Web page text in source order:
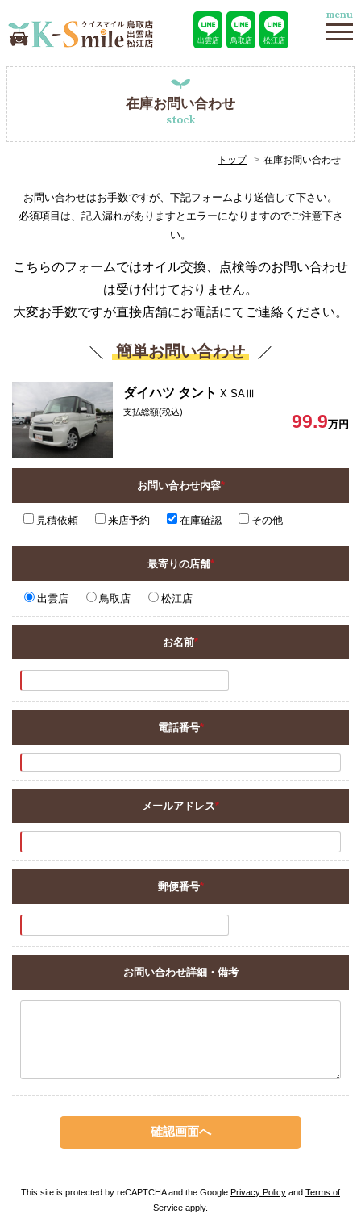
出雲店 鳥取店 松江店
menu
在庫お問い合わせ
stock
トップ 在庫お問い合わせ
お問い合わせはお手数ですが、下記フォームより送信して下さい。
必須項目は、記入漏れがありますとエラーになりますのでご注意下さ
い。
こちらのフォームではオイル交換、点検等のお問い合わせ
は受け付けておりません。
大変お手数ですが直接店舗にお電話にてご連絡ください。
簡単お問い合わせ
ダイハツ タント X SAⅢ
支払総額(税込) 99.9万円
お問い合わせ内容*
見積依頼 来店予約 在庫確認 その他
最寄りの店舗*
出雲店 鳥取店 松江店
お名前*
電話番号*
メールアドレス*
郵便番号*
お問い合わせ詳細・備考
This site is protected by reCAPTCHA and the Google Privacy Policy and Terms of
Service apply.